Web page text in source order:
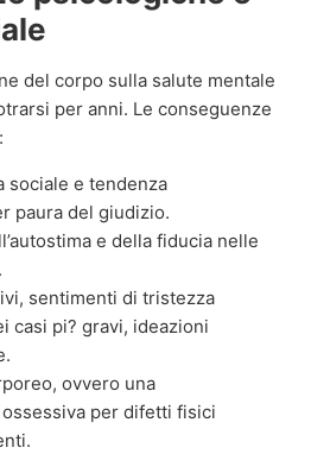
del corpo sulla salute mentale
per anni. Le conseguenze
sociale e tendenza
paura del giudizio.
e della fiducia nelle
sentimenti di tristezza
casi pi? gravi, ideazioni
ovvero una
per difetti fisici